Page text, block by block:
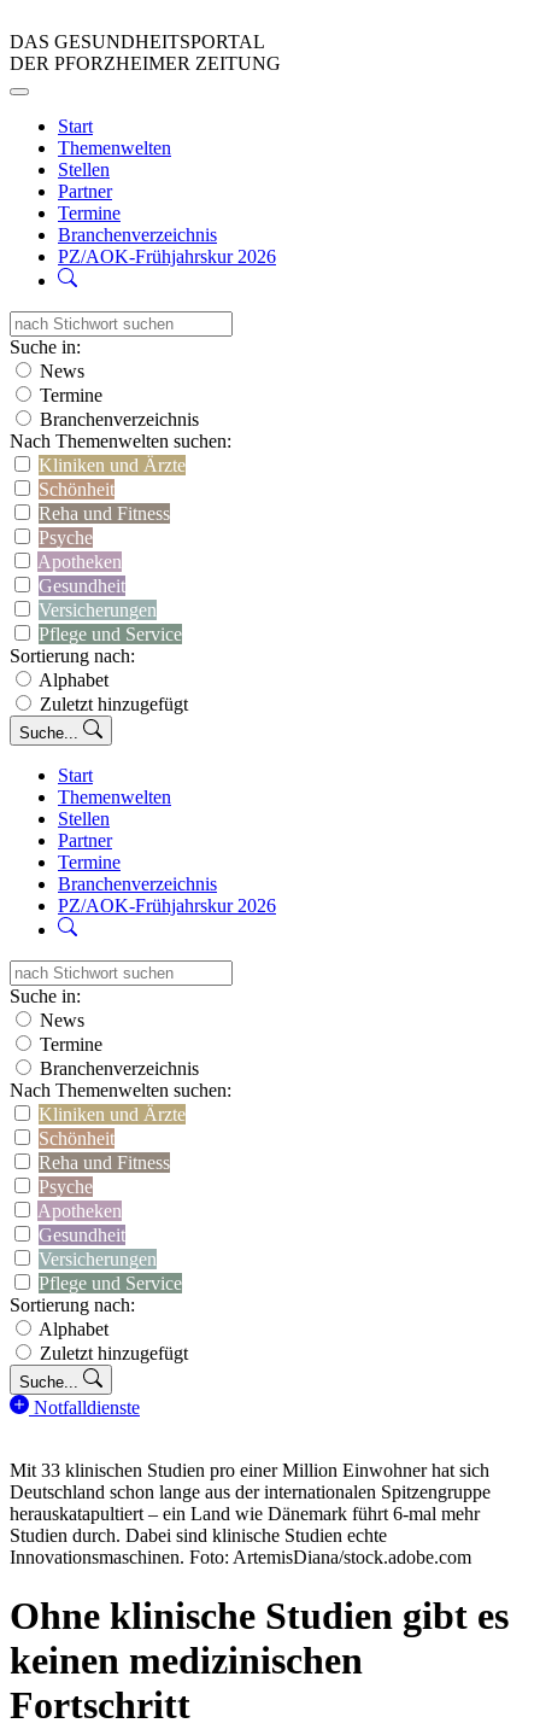
DAS GESUNDHEITSPORTAL
DER PFORZHEIMER ZEITUNG
Start
Themenwelten
Stellen
Partner
Termine
Branchenverzeichnis
PZ/AOK-Frühjahrskur 2026
Suche in:
News
Termine
Branchenverzeichnis
Nach Themenwelten suchen:
Kliniken und Ärzte
Schönheit
Reha und Fitness
Psyche
Apotheken
Gesundheit
Versicherungen
Pflege und Service
Sortierung nach:
Alphabet
Zuletzt hinzugefügt
Suche...
Start
Themenwelten
Stellen
Partner
Termine
Branchenverzeichnis
PZ/AOK-Frühjahrskur 2026
Suche in:
News
Termine
Branchenverzeichnis
Nach Themenwelten suchen:
Kliniken und Ärzte
Schönheit
Reha und Fitness
Psyche
Apotheken
Gesundheit
Versicherungen
Pflege und Service
Sortierung nach:
Alphabet
Zuletzt hinzugefügt
Suche...
Notfalldienste
Mit 33 klinischen Studien pro einer Million Einwohner hat sich
Deutschland schon lange aus der internationalen Spitzengruppe
herauskatapultiert – ein Land wie Dänemark führt 6-mal mehr
Studien durch. Dabei sind klinische Studien echte
Innovationsmaschinen. Foto: ArtemisDiana/stock.adobe.com
Ohne klinische Studien gibt es
keinen medizinischen
Fortschritt